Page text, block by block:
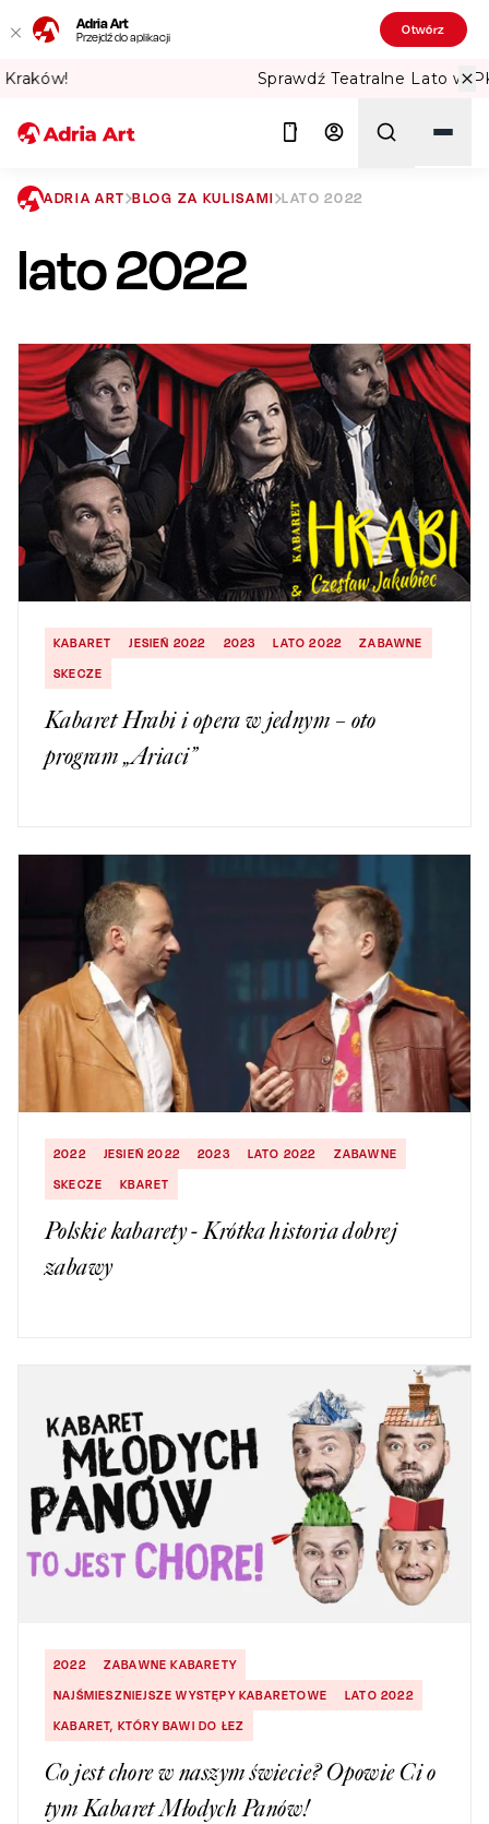
Adria Art
Przejdź do aplikacji Otwórz
Sprawdź Teatralne Lato w
Szukaj
ADRIA ART BLOG ZA KULISAMI LATO 2022
lato 2022
KABARET JESIEŃ 2022 2023 LATO 2022
ZABAWNE
SKECZE
Kabaret Hrabi i opera w jednym – oto
program „Ariaci”
2022 JESIEŃ 2022 2023 LATO 2022
ZABAWNE
SKECZE
KBARET
Polskie kabarety - Krótka historia dobrej
zabawy
2022
ZABAWNE KABARETY
NAJŚMIESZNIEJSZE WYSTĘPY KABARETOWE
LATO 2022
KABARET, KTÓRY BAWI DO ŁEZ
Co jest chore w naszym świecie? Opowie Ci o
tym Kabaret Młodych Panów!